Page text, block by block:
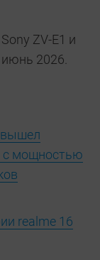
ZV-E1 и
2026.
с мощностью
realme 16